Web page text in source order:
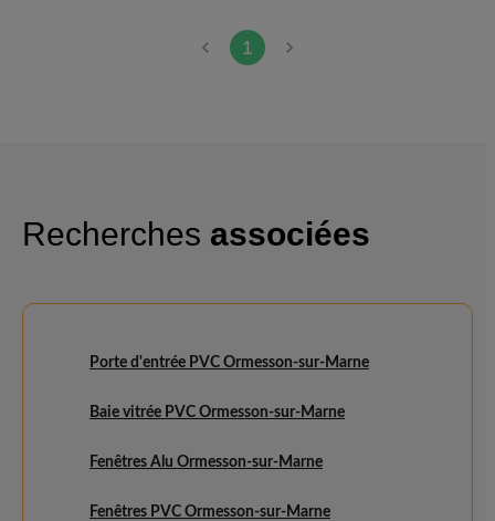
1
Recherches associées
Porte d'entrée PVC Ormesson-sur-Marne
Baie vitrée PVC Ormesson-sur-Marne
Fenêtres Alu Ormesson-sur-Marne
Fenêtres PVC Ormesson-sur-Marne